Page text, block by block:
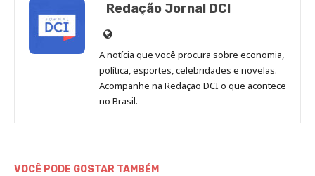
Redação Jornal DCI
Site
de
Redação
Jornal
DCI
A notícia que você procura sobre economia,
política, esportes, celebridades e novelas.
Acompanhe na Redação DCI o que acontece
no Brasil.
VOCÊ PODE GOSTAR TAMBÉM